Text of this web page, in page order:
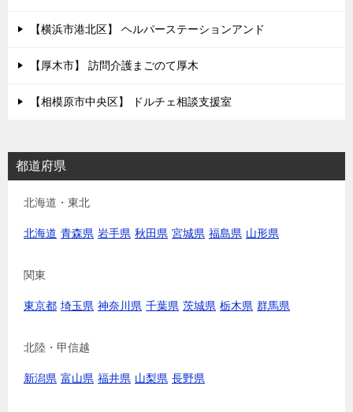
【横浜市港北区】 ヘルパーステーションアンド
【厚木市】 訪問介護まごのて厚木
【相模原市中央区】 ドルチェ相談支援室
都道府県
北海道・東北
北海道 青森県 岩手県 秋田県 宮城県 福島県 山形県
関東
東京都 埼玉県 神奈川県 千葉県 茨城県 栃木県 群馬県
北陸・甲信越
新潟県 富山県 福井県 山梨県 長野県